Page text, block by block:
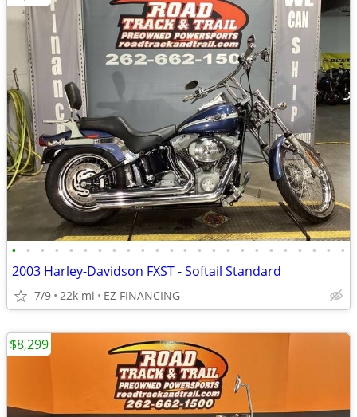
• • • • • • • • • • • • • • • • • • • • • • • •
2003 Harley-Davidson FXST - Softail Standard
7/9 22k mi EZ FINANCING
$8,299